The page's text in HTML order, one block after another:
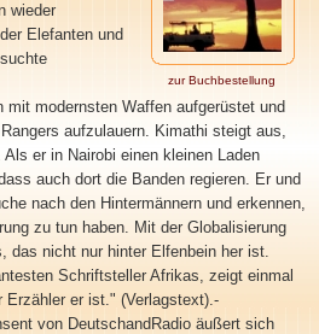
zur Buchbestellung
wieder
Elefanten und
mit modernsten Waffen aufgerüstet und
aufzulauern. Kimathi steigt aus,
er in Nairobi einen kleinen Laden
auch dort die Banden regieren. Er und
nach den Hintermännern und erkennen,
zu tun haben. Mit der Globalisierung
das nicht nur hinter Elfenbein her ist.
Schriftsteller Afrikas, zeigt einmal
Erzähler er ist." (Verlagstext).-
von DeutschandRadio äußert sich